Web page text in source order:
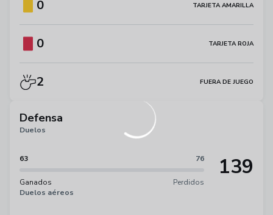
0 TARJETA AMARILLA
0 TARJETA ROJA
2 FUERA DE JUEGO
Defensa
Duelos
63 76
Ganados Perdidos
139
Duelos aéreos